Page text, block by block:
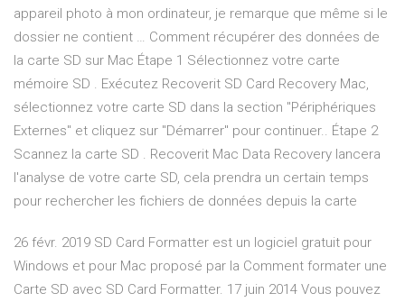
appareil photo à mon ordinateur, je remarque que même si le
dossier ne contient … Comment récupérer des données de
la carte SD sur Mac Étape 1 Sélectionnez votre carte
mémoire SD . Exécutez Recoverit SD Card Recovery Mac,
sélectionnez votre carte SD dans la section "Périphériques
Externes" et cliquez sur "Démarrer" pour continuer.. Étape 2
Scannez la carte SD . Recoverit Mac Data Recovery lancera
l'analyse de votre carte SD, cela prendra un certain temps
pour rechercher les fichiers de données depuis la carte
26 févr. 2019 SD Card Formatter est un logiciel gratuit pour
Windows et pour Mac proposé par la Comment formater une
Carte SD avec SD Card Formatter. 17 juin 2014 Vous pouvez